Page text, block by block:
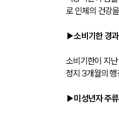
로 인체의 건강
▶소비기한 경
소비기한이 지
정지 3개월의
▶미성년자 주